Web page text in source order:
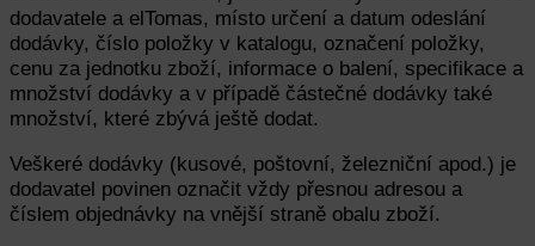
dodavatele a elTomas, místo určení a datum odeslání
dodávky, číslo položky v katalogu, označení položky,
cenu za jednotku zboží, informace o balení, specifikace a
množství dodávky a v případě částečné dodávky také
množství, které zbývá ještě dodat.
Veškeré dodávky (kusové, poštovní, železniční apod.) je
dodavatel povinen označit vždy přesnou adresou a
číslem objednávky na vnější straně obalu zboží.